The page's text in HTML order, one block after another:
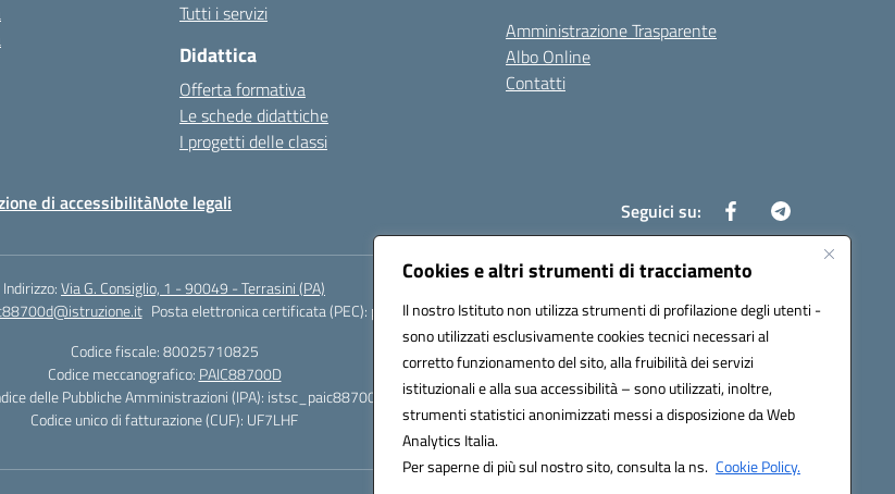
Cookies e altri strumenti di tracciamento
Il nostro Istituto non utilizza strumenti di profilazione degli utenti -
sono utilizzati esclusivamente cookies tecnici necessari al
corretto funzionamento del sito, alla fruibilità dei servizi
istituzionali e alla sua accessibilità – sono utilizzati, inoltre,
strumenti statistici anonimizzati messi a disposizione da Web
Analytics Italia.
Per saperne di più sul nostro sito, consulta la ns. Cookie Policy.
Tutti i servizi
Didattica
Offerta formativa
Le schede didattiche
I progetti delle classi
Amministrazione Trasparente
Albo Online
Contatti
di accessibilitàNote legali Seguici su:
Indirizzo:Via G. Consiglio, 1 - 90049 - Terrasini (PA)
Posta elettronica certificata (PEC): paic88700d@pec.istruzione.it
Codice fiscale: 80025710825
Codice meccanografico: PAIC88700D
delle Pubbliche Amministrazioni (IPA): istsc_paic88700d
Codice unico di fatturazione (CUF): UF7LHF